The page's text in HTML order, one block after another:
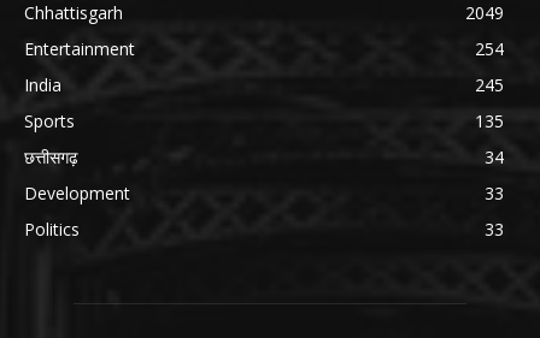
Chhattisgarh
2049
Entertainment
254
India
245
Sports
135
छत्तीसगढ़
34
Development
33
Politics
33